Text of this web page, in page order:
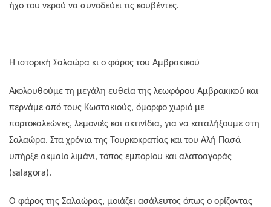
ήχο του νερού να συνοδεύει τις κουβέντες.
Η ιστορική Σαλαώρα κι ο φάρος του Αμβρακικού
Ακολουθούμε τη μεγάλη ευθεία της λεωφόρου Αμβρακικού και
περνάμε από τους Κωστακιούς, όμορφο χωριό με
πορτοκαλεώνες, λεμονιές και ακτινίδια, για να καταλήξουμε στη
Σαλαώρα. Στα χρόνια της Τουρκοκρατίας και του Αλή Πασά
υπήρξε ακμαίο λιμάνι, τόπος εμπορίου και αλατοαγοράς
(salagora).
Ο φάρος της Σαλαώρας, μοιάζει ασάλευτος όπως ο ορίζοντας